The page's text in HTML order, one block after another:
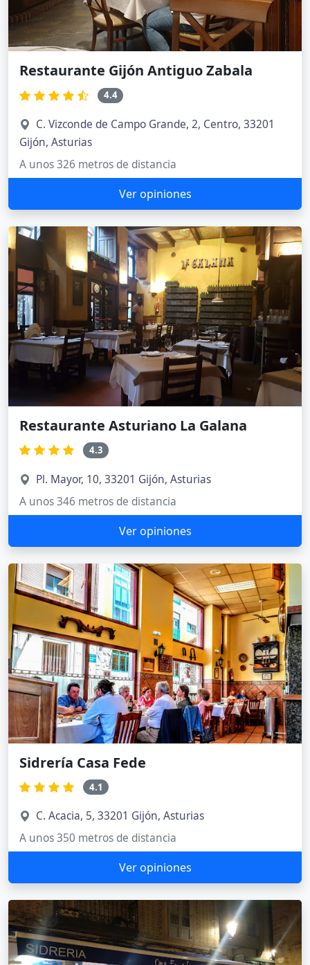
Restaurante Gijón Antiguo Zabala
4.4
C. Vizconde de Campo Grande, 2, Centro, 33201
Gijón, Asturias
A unos 326 metros de distancia
Ver opiniones
Restaurante Asturiano La Galana
4.3
Pl. Mayor, 10, 33201 Gijón, Asturias
A unos 346 metros de distancia
Ver opiniones
Sidrería Casa Fede
4.1
C. Acacia, 5, 33201 Gijón, Asturias
A unos 350 metros de distancia
Ver opiniones